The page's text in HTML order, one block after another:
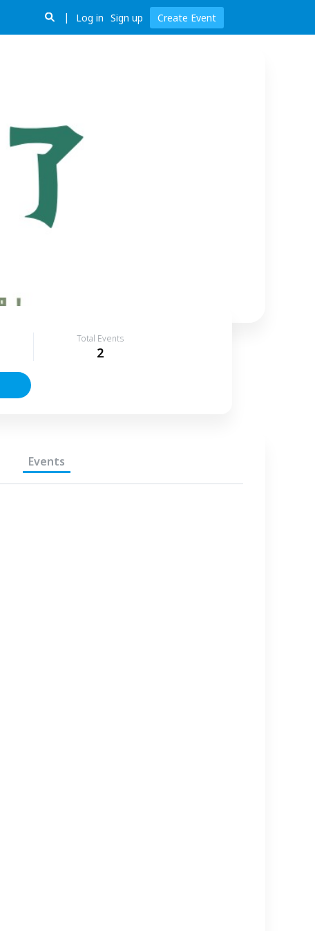
Log in Sign up Create Event
Total Events
2
Events